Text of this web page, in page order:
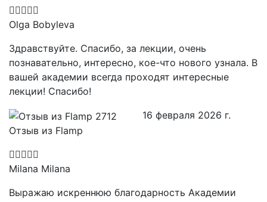
Olga Bobyleva
Здравствуйте. Спасибо, за лекции, очень
познавательно, интересно, кое-что нового узнала. В
вашей академии всегда проходят интересные
лекции! Спасибо!
Отзыв из Flamp
16 февраля 2026 г.
Milana Milana
Выражаю искреннюю благодарность Академии